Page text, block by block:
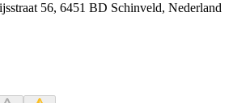
56, 6451 BD Schinveld, Nederland